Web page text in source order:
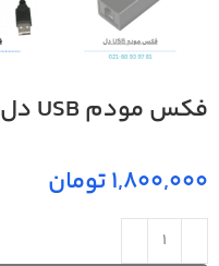
فکس مودم USB دل
تومان